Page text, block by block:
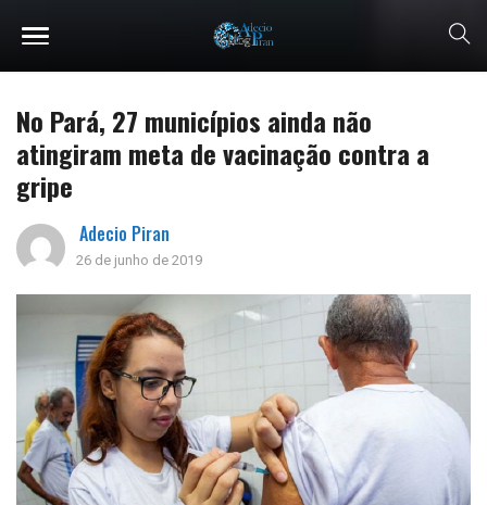
No Pará, 27 municípios ainda não
atingiram meta de vacinação contra a
gripe
Adecio Piran
26 de junho de 2019